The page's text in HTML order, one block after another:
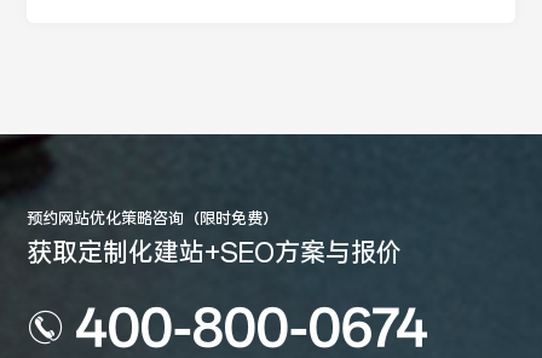
预约网站优化策略咨询（限时免费）
获取定制化建站+SEO方案与报价
400-800-0674